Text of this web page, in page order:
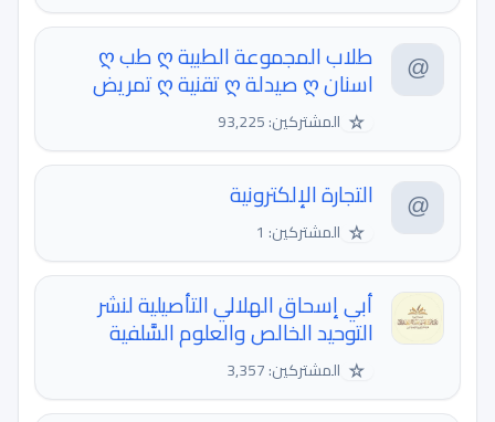
طلاب المجموعة الطبية ღ طب ღ
اسنان ღ صيدلة ღ تقنية ღ تمريض
☆ المشتركين: 93,225
التجارة الإلكترونية
☆ المشتركين: 1
أبي إسحاق الهلالي التأصيلية لنشر
التوحيد الخالص والعلوم السَّلفية
☆ المشتركين: 3,357